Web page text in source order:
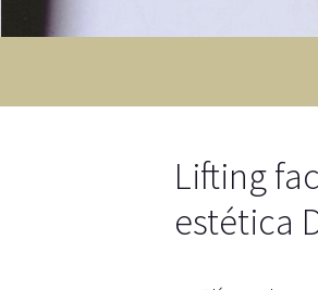
Lifting
estética